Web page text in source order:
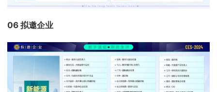
06 拟邀企业